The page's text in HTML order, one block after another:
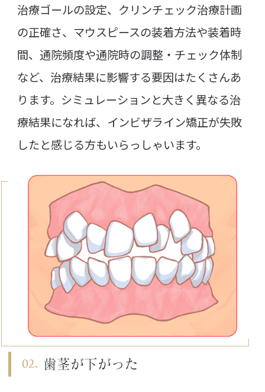
治療ゴールの設定、クリンチェック治療計画
の正確さ、マウスピースの装着方法や装着時
間、通院頻度や通院時の調整・チェック体制
など、治療結果に影響する要因はたくさんあ
ります。シミュレーションと大きく異なる治
療結果になれば、インビザライン矯正が失敗
したと感じる方もいらっしゃいます。
歯茎が下がった